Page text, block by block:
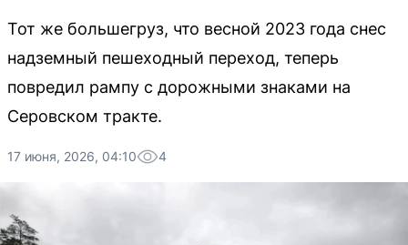
Тот же большегруз, что весной 2023 года снес
надземный пешеходный переход, теперь
повредил рампу с дорожными знаками на
Серовском тракте.
17 июня, 2026, 04:10 4